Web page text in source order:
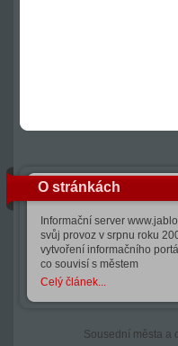
O stránkách
Informační server
svůj provoz v srpnu roku
vytvoření informačního
co souvisí s městem
Celý článek...
Sousední města a